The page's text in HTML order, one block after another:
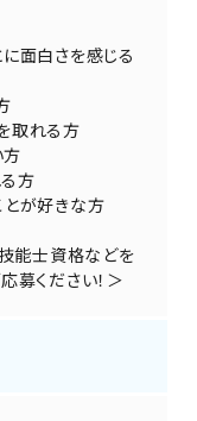
面白さを感じる
取れる方
方
とが好きな方
能士資格などを
募ください！＞